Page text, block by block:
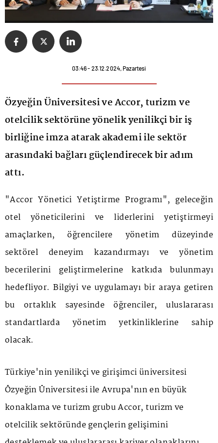
03:46 - 23.12.2024, Pazartesi
Özyeğin Üniversitesi ve Accor, turizm ve
otelcilik sektörüne yönelik yenilikçi bir iş
birliğine imza atarak akademi ile sektör
arasındaki bağları güçlendirecek bir adım
attı.
"Accor Yönetici Yetiştirme Programı", geleceğin
otel yöneticilerini ve liderlerini yetiştirmeyi
amaçlarken, öğrencilere yönetim düzeyinde
sektörel deneyim kazandırmayı ve yönetim
becerilerini geliştirmelerine katkıda bulunmayı
hedefliyor. Bilgiyi ve uygulamayı bir araya getiren
bu ortaklık sayesinde öğrenciler, uluslararası
standartlarda yönetim yetkinliklerine sahip
olacak.
Türkiye'nin yenilikçi ve girişimci üniversitesi
Özyeğin Üniversitesi ile Avrupa'nın en büyük
konaklama ve turizm grubu Accor, turizm ve
otelcilik sektöründe gençlerin gelişimini